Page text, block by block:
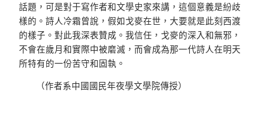
話題，可是對于寫作者和文學史家來講，這個意義是紛歧
樣的。詩人冷霜曾說，假如戈麥在世，大要就是此刻西渡
的樣子。對此我深表贊成。我信任，戈麥的深入和無邪，
不會在歲月和實際中被磨滅，而會成為那一代詩人在明天
所特有的一份苦守和固執。
（作者系中國國民年夜學文學院傳授）